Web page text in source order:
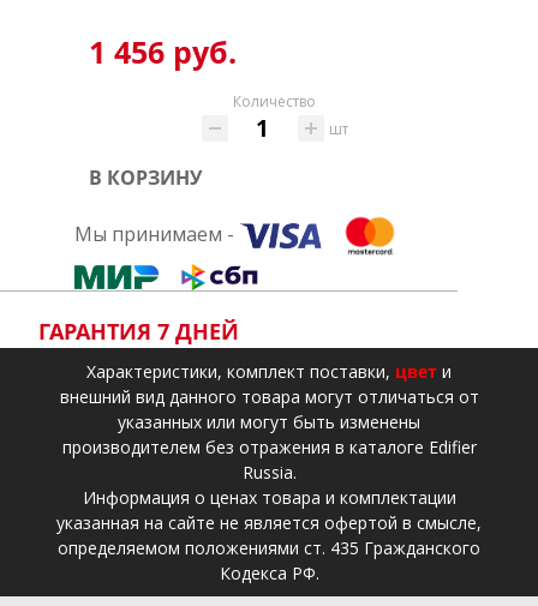
1 456 руб.
Количество
шт
В КОРЗИНУ
Мы принимаем -
ГАРАНТИЯ 7 ДНЕЙ
Xарактеристики, комплект поставки, цвет и
внешний вид данного товара могут отличаться от
указанных или могут быть изменены
производителем без отражения в каталоге Edifier
Russia.
Информация о ценах товара и комплектации
указанная на сайте не является офертой в смысле,
определяемом положениями ст. 435 Гражданского
Кодекса РФ.